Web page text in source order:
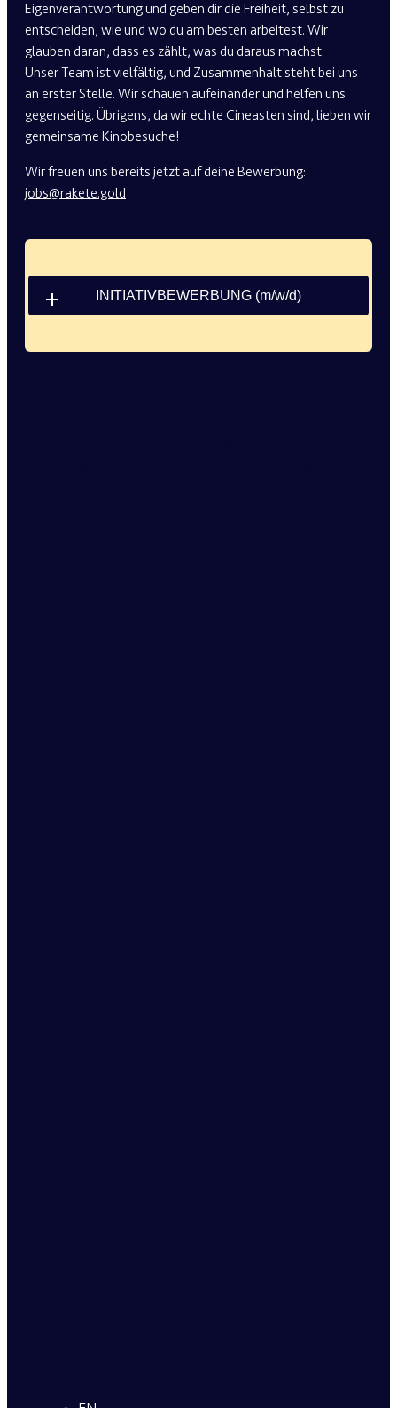
Eigenverantwortung und geben dir die Freiheit, selbst zu
entscheiden, wie und wo du am besten arbeitest. Wir
glauben daran, dass es zählt, was du daraus machst.
Unser Team ist vielfältig, und Zusammenhalt steht bei uns
an erster Stelle. Wir schauen aufeinander und helfen uns
gegenseitig. Übrigens, da wir echte Cineasten sind, lieben wir
gemeinsame Kinobesuche!
Wir freuen uns bereits jetzt auf deine Bewerbung:
jobs@rakete.gold
INITIATIVBEWERBUNG (m/w/d)